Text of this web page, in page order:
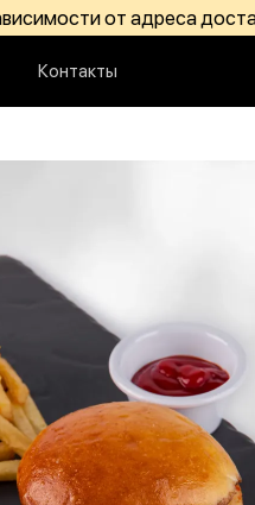
от адреса
Контакты